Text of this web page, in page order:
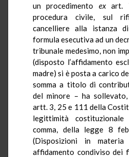
un procedimento exart.
procedura civile, sul
cancelliere alla istanza
formula esecutiva ad un
tribunale medesimo, non
(disposto l’affidamento
madre) si è posta a carico
somma a titolo di
del minore – ha
artt. 3, 25 e 111 della
legittimità
comma, della legge 8
(Disposizioni in
affidamento condiviso dei